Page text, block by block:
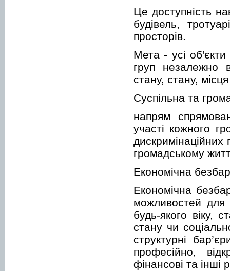
Це доступність
будівель,
просторів.
Мета - усі об'єкти
груп незалежно
стану, стану,
Суспільна та
напрям
участі кожного
дискримінаційних
громадському
Економічна
Економічна
можливостей для
будь-якого віку,
стану чи
структурні
професійно,
фінансові та інші